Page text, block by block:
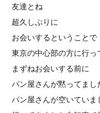
友達とね
超久しぶりに
お会いするということで
東京の中心部の方に行っ
まずねお会いする前に
パン屋さんが黙ってまし
パン屋さんが空いていま